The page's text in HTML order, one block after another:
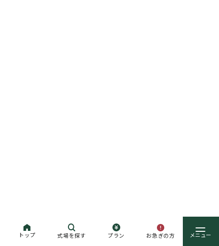
トップ 式場を探す プラン お急ぎの方